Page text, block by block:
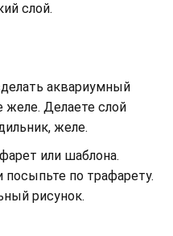
слой.
аквариумный
желе. Делаете слой
желе.
или шаблона.
посыпьте по трафарету.
рисунок.